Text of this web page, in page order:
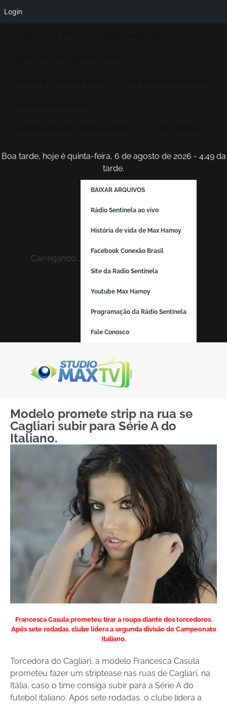
Boa tarde, hoje é quinta-feira, 6 de agosto de 2026 - 4:49 da
tarde.
Carregando...
BAIXAR ARQUIVOS
Rádio Sentinela ao vivo
História de vida de Max Hamoy
Facebook Conexão Brasil
Site da Radio Sentinela
Youtube Max Hamoy
Programação da Rádio Sentinela
Fale Conosco
Modelo promete strip na rua se
Cagliari subir para Série A do
Italiano.
Francesca Casula prometeu tirar a roupa diante dos torcedores.
Após sete rodadas, clube lidera a segunda divisão do Campeonato
Italiano.
Torcedora do Cagliari, a modelo Francesca Casula
prometeu fazer um striptease nas ruas de Cagliari, na
Itália, caso o time consiga subir para a Série A do
futebol italiano. Após sete rodadas, o clube lidera a
Login